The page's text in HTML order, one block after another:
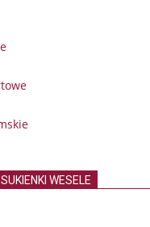
WESELE